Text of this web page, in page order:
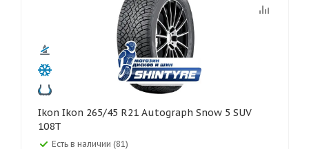
Ikon Ikon 265/45 R21 Autograph Snow 5 SUV
108T
Есть в наличии (81)